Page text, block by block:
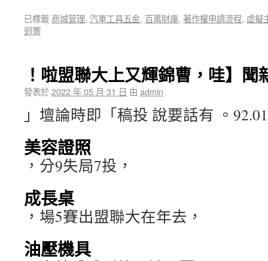
已標籤 商城管理, 汽車工具五金, 百萬財庫, 著作權申請流程, 虛擬
迴響
！啦盟聯大上又輝錦曹，哇】聞
發表於2022 年 05 月 31 日 由 admin
」壇論時即「稿投 說要話有 。
美容證照
，分9失局7投，
成長桌
，場5賽出盟聯大在年去，
油壓機具